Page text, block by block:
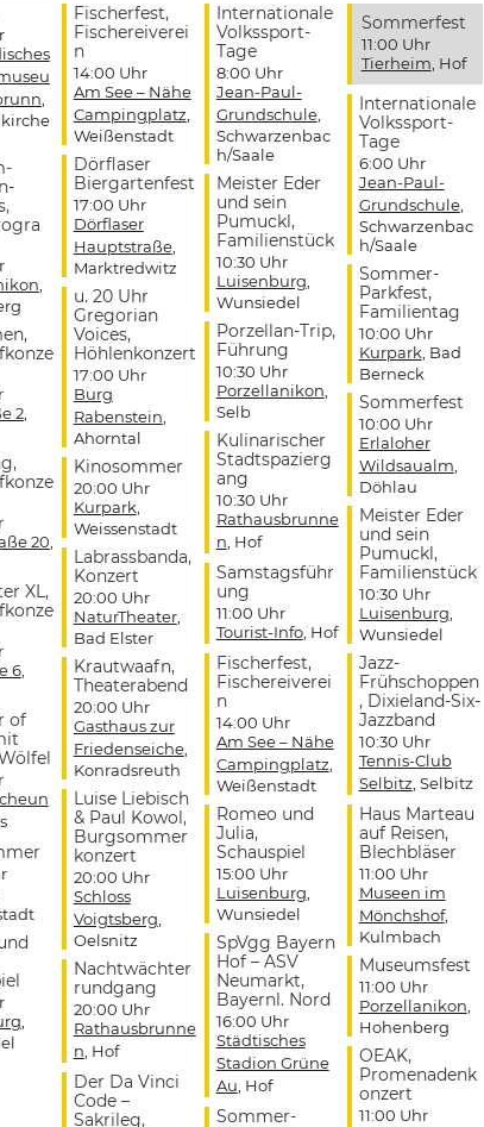
2,
20
XL,
6,
of
Fischerfest,
Fischereiverei
n
14:00 Uhr
Am See – Nähe
Campingplatz
Weißenstadt
Dörflaser
Biergartenfest
17:00 Uhr
Dörflaser
Hauptstraße,
Marktredwitz
u. 20 Uhr
Gregorian
Voices,
Höhlenkonzert
17:00 Uhr
Burg
Rabenstein
Ahorntal
Kinosommer
20:00 Uhr
Kurpark
Weissenstadt
Labrassbanda,
Konzert
20:00 Uhr
NaturTheater,
Bad Elster
Krautwaafn,
Theaterabend
20:00 Uhr
Gasthaus zur
Friedenseiche,
Konradsreuth
Luise Liebisch
& Paul Kowol,
Burgsommer
konzert
20:00 Uhr
Schloss
Voigtsberg
Oelsnitz
Nachtwächter
rundgang
20:00 Uhr
Rathausbrunne
n , Hof
Der Da Vinci
Code –
Sakrileg,
Internationale
Volkssport-
Tage
8:00 Uhr
Jean-Paul-
Grundschule,
Schwarzenbac
h/Saale
Meister Eder
und sein
Pumuckl,
Familienstück
10:30 Uhr
Luisenburg
Wunsiedel
Porzellan-Trip,
Führung
10:30 Uhr
Porzellanikon
Selb
Kulinarischer
Stadtspazierg
ang
10:30 Uhr
Rathausbrunne
n , Hof
Samstagsführ
ung
11:00 Uhr
Tourist-Info, Hof
Fischerfest,
Fischereiverei
n
14:00 Uhr
Am See – Nähe
Campingplatz
Weißenstadt
Romeo und
Julia,
Schauspiel
15:00 Uhr
Luisenburg
Wunsiedel
SpVgg Bayern
Hof – ASV
Neumarkt,
Bayernl. Nord
16:00 Uhr
Städtisches
Stadion Grüne
Au , Hof
Sommer-
Sommerfest
11:00 Uhr
Tierheim , Hof
Internationale
Volkssport-
Tage
6:00 Uhr
Jean-Paul-
Grundschule,
Schwarzenbac
h/Saale
Sommer-
Parkfest,
Familientag
10:00 Uhr
Kurpark , Bad
Berneck
Sommerfest
10:00 Uhr
Erlaloher
Wildsaualm
Döhlau
Meister Eder
und sein
Pumuckl,
Familienstück
10:30 Uhr
Luisenburg
Wunsiedel
Jazz-
Frühschoppen
, Dixieland-Six-
Jazzband
10:30 Uhr
Tennis-Club
Selbitz , Selbitz
Haus Marteau
auf Reisen,
Blechbläser
11:00 Uhr
Museen im
Mönchshof,
Kulmbach
Museumsfest
11:00 Uhr
Porzellanikon
Hohenberg
OEAK,
Promenadenk
onzert
11:00 Uhr